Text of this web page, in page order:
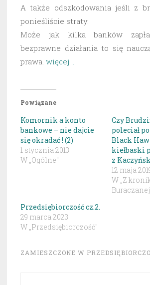
A także odszkodowania jeśli z
ponieśliście straty.
Może jak kilka banków
bezprawne działania to się
prawa. więcej …
Powiązane
Komornik a konto
bankowe – nie dajcie
się okradać ! (2)
1 stycznia 2013
W „Ogólne"
Czy
poleciał
Black
kiełbaski
z
12 maja
W „Z
Przedsiębiorczość cz.2.
29 marca 2023
W „Przedsiębiorczość"
ZAMIESZCZONE W